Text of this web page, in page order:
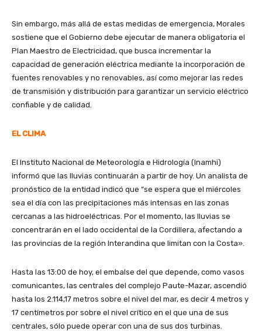
Sin embargo, más allá de estas medidas de emergencia, Morales
sostiene que el Gobierno debe ejecutar de manera obligatoria el
Plan Maestro de Electricidad, que busca incrementar la
capacidad de generación eléctrica mediante la incorporación de
fuentes renovables y no renovables, así como mejorar las redes
de transmisión y distribución para garantizar un servicio eléctrico
confiable y de calidad.
EL CLIMA
El Instituto Nacional de Meteorología e Hidrología (Inamhi)
informó que las lluvias continuarán a partir de hoy. Un analista de
pronóstico de la entidad indicó que “se espera que el miércoles
sea el día con las precipitaciones más intensas en las zonas
cercanas a las hidroeléctricas. Por el momento, las lluvias se
concentrarán en el lado occidental de la Cordillera, afectando a
las provincias de la región Interandina que limitan con la Costa».
Hasta las 13:00 de hoy, el embalse del que depende, como vasos
comunicantes, las centrales del complejo Paute-Mazar, ascendió
hasta los 2.114,17 metros sobre el nivel del mar, es decir 4 metros y
17 centímetros por sobre el nivel crítico en el que una de sus
centrales, sólo puede operar con una de sus dos turbinas.